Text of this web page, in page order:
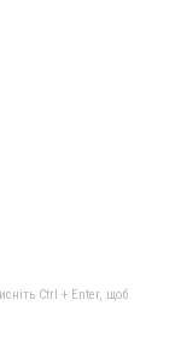
Ctrl + Enter, щоб